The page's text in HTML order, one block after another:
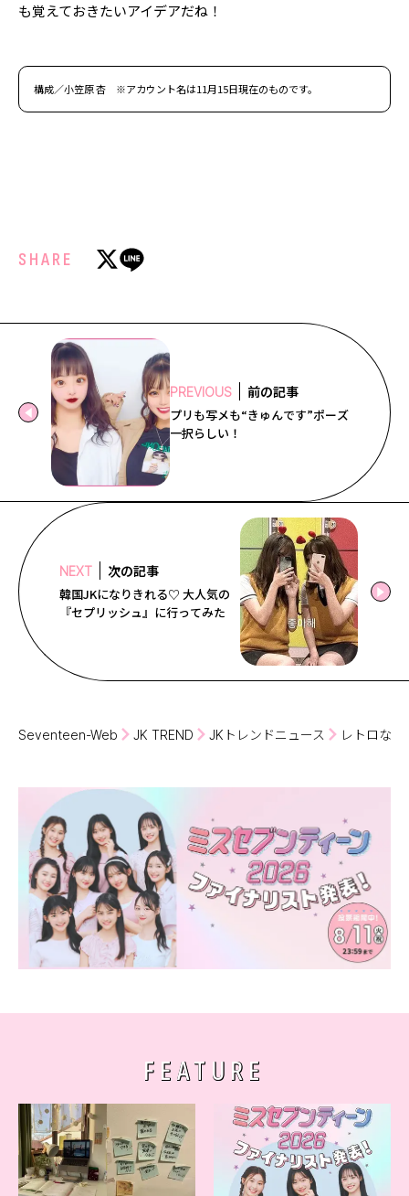
も覚えておきたいアイデアだね！
構成／小笠原 杏 ※アカウント名は11月15日現在のものです。
SHARE
PREVIOUS 前の記事
プリも写メも“きゅんです”ポーズ
一択らしい！
NEXT 次の記事
韓国JKになりきれる♡ 大人気の
『セプリッシュ』に行ってみた
Seventeen-Web JK TREND JKトレンドニュース レトロな
FEATURE